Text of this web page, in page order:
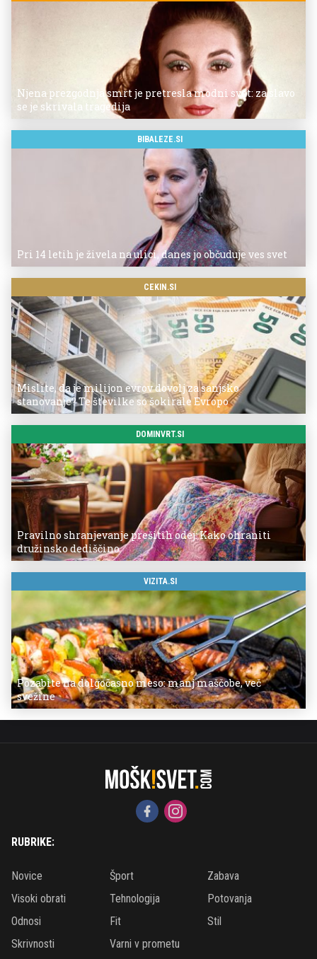
Njena prezgodnja smrt je pretresla modni svet: za slavo
se je skrivala tragedija
BIBALEZE.SI
Pri 14 letih je živela na ulici, danes jo občuduje ves svet
CEKIN.SI
Mislite, da je milijon evrov dovolj za sanjsko
stanovanje? Te številke so šokirale Evropo
DOMINVRT.SI
Pravilno shranjevanje prešitih odej: Kako ohraniti
družinsko dediščino
VIZITA.SI
Pozabite na dolgočasno meso: manj maščobe, več
svežine
RUBRIKE:
Novice Šport
Zabava
Visoki obrati
Tehnologija
Potovanja
Odnosi
Fit
Stil
Skrivnosti
Varni v prometu